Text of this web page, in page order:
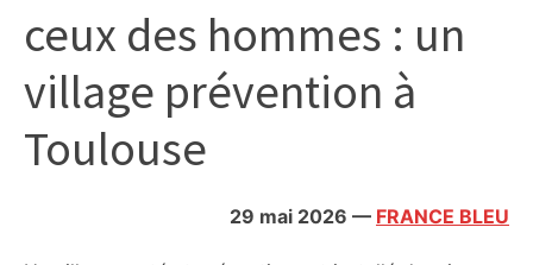
citoyennes
ceux des hommes : un
village prévention à
Toulouse
29 mai 2026 — FRANCE BLEU